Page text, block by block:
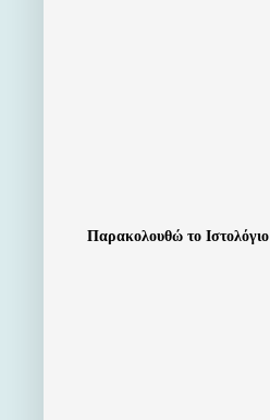
Παρακολουθώ το Ιστολόγιο